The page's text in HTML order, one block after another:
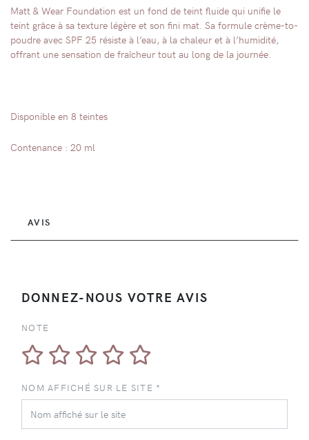
Matt & Wear Foundation est un fond de teint fluide qui unifie le
teint grâce à sa texture légère et son fini mat. Sa formule crème-to-
poudre avec SPF 25 résiste à l’eau, à la chaleur et à l’humidité,
offrant une sensation de fraîcheur tout au long de la journée.
Disponible en 8 teintes
Contenance : 20 ml
AVIS
DONNEZ-NOUS VOTRE AVIS
NOTE
NOM AFFICHÉ SUR LE SITE *